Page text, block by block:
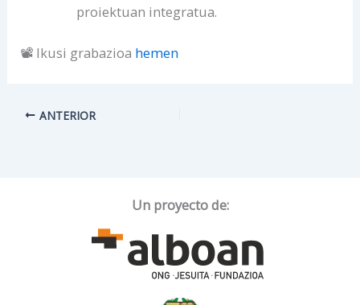
proiektuan integratua.
📽️ Ikusi grabazioa hemen
ANTERIOR
Un proyecto de: